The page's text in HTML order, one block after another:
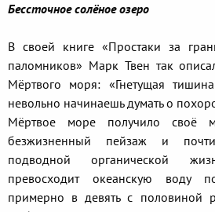
Бессточное солёное озеро
В своей книге «Простаки за
паломников» Марк Твен так
Мёртвого моря: «Гнетущая
невольно начинаешь думать о
Мёртвое море получило своё
безжизненный пейзаж и
подводной органической
превосходит океанскую воду
примерно в девять с половиной